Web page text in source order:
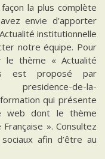
la plus complète
envie d’apporter
institutionnelle
notre équipe. Pour
thème « Actualité
est proposé par
presidence-de-la-
qui présente
web dont le thème
». Consultez
afin d’être au